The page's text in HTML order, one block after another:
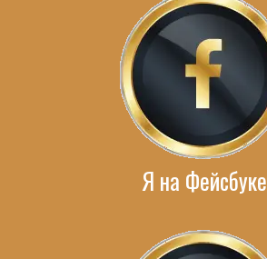
Я на Фейсбуке